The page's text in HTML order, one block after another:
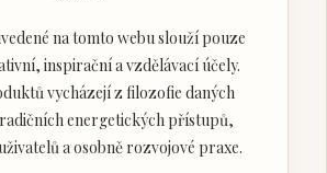
na tomto webu slouží pouze
inspirační a vzdělávací účely.
vycházejí z filozofie daných
energetických přístupů,
a osobně rozvojové praxe.